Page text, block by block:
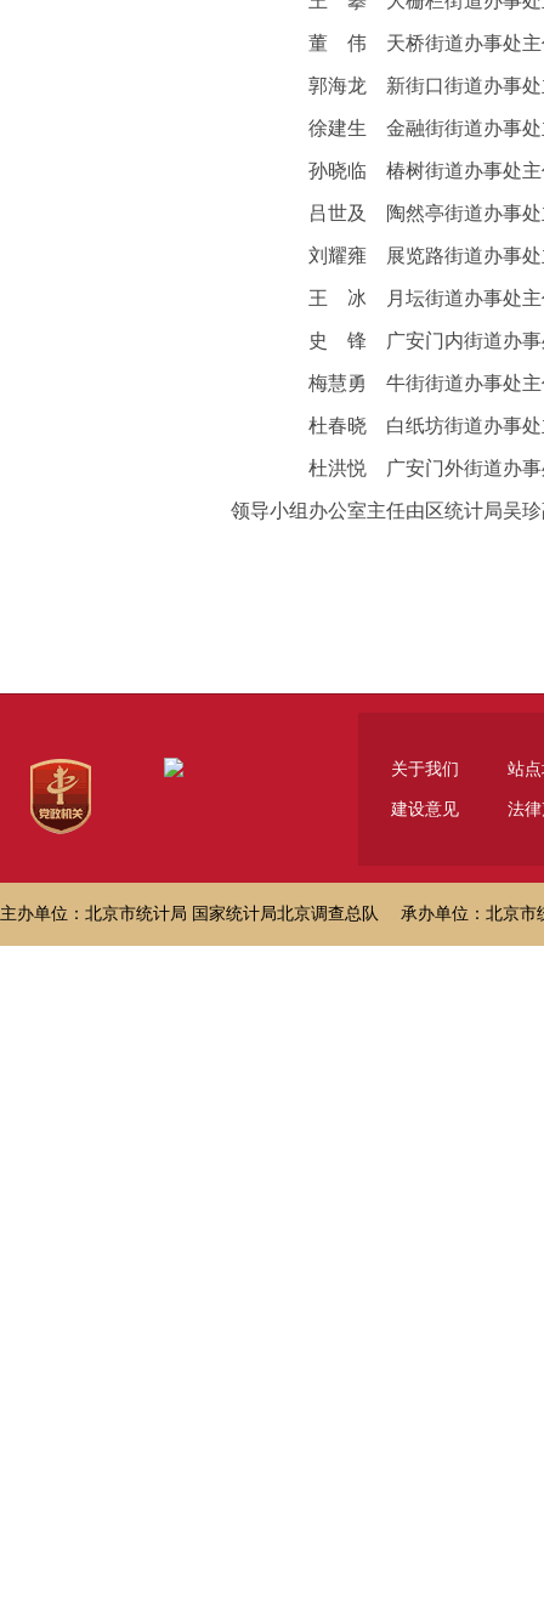
董 伟 天桥街道办事处主
郭海龙 新街口街道办事处
徐建生 金融街街道办事处
孙晓临 椿树街道办事处主
吕世及 陶然亭街道办事处
刘耀雍 展览路街道办事处
王 冰 月坛街道办事处主
史 锋 广安门内街道办事
梅慧勇 牛街街道办事处主
杜春晓 白纸坊街道办事处
杜洪悦 广安门外街道办事
领导小组办公室主任由区统计局吴
关于我们 站
建设意见 法
主办单位：北京市统计局 国家统计局北京调查总队 承办单位：北京市